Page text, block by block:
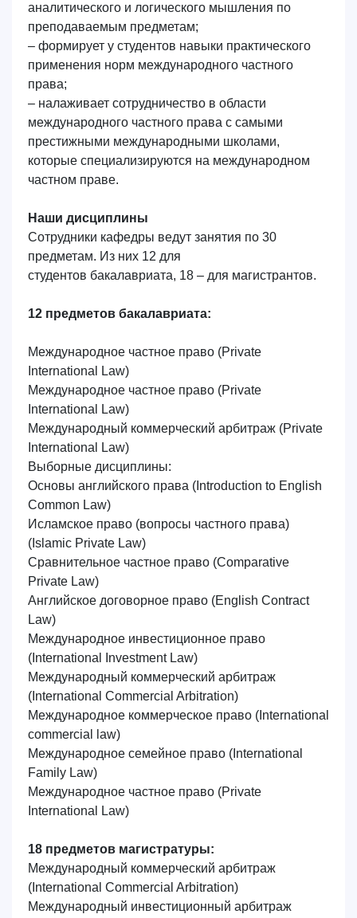
Ваше имя и фамилия
Ваш номер телефона
Почта
аналитического и логического мышления по
преподаваемым предметам;
– формирует у студентов навыки практического
применения норм международного частного
права;
– налаживает сотрудничество в области
международного частного права с самыми
престижными международными школами,
которые специализируются на международном
частном праве.
Наши дисциплины
Сотрудники кафедры ведут занятия по 30
предметам. Из них 12 для
студентов бакалавриата, 18 – для магистрантов.
12 предметов бакалавриата:
Международное частное право (Private
International Law)
Международное частное право (Private
International Law)
Международный коммерческий арбитраж (Private
International Law)
Выборные дисциплины:
Основы английского права (Introduction to English
Common Law)
Исламское право (вопросы частного права)
(Islamic Private Law)
Сравнительное частное право (Comparative
Private Law)
Английское договорное право (English Contract
Law)
Международное инвестиционное право
(International Investment Law)
Международный коммерческий арбитраж
(International Commercial Arbitration)
Международное коммерческое право (International
commercial law)
Международное семейное право (International
Family Law)
Международное частное право (Private
International Law)
18 предметов магистратуры:
Международный коммерческий арбитраж
(International Commercial Arbitration)
Международный инвестиционный арбитраж